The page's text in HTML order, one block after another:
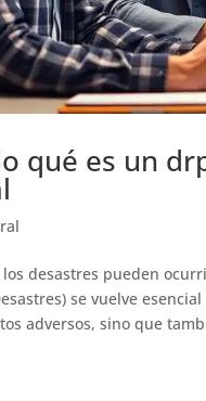
qué es un
desastres pueden
se vuelve
adversos, sino que